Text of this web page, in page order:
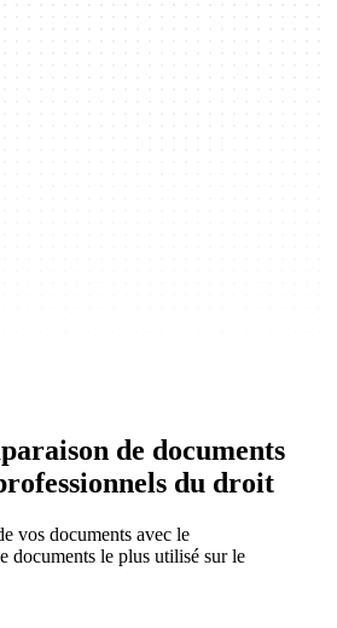
de documents
du droit
vos documents avec le
documents le plus utilisé sur le